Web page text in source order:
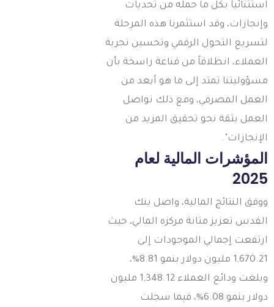
بكل ما حمله من تحديات
وقد استثمرنا هذه المرحلة
التحول الرقمي وتحسين تجربة
انطلاقاً من قناعة راسخة بأن
تمتد إلى ما هو أبعد من
المصرفي، ومع ذلك نواصل
بثقة نحو تحقيق المزيد من
المالية لعام
النتائج المالية، واصل بنك
تعزيز متانة مركزه المالي، حيث
إجمالي الموجودات إلى
1,670.21 مليون دولار بنمو 8.81%،
وبلغت ودائع العملاء 1,348.12 مليون
دولار بنمو 6.08%، فيما سجلت